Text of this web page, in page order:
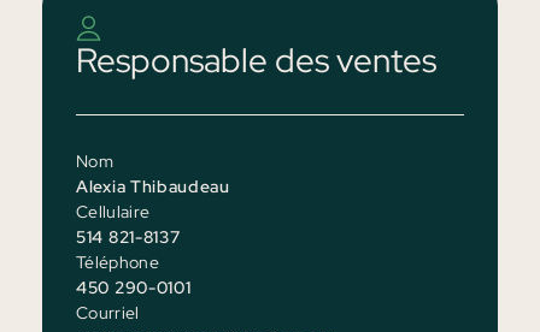
Responsable des ventes
Nom
Alexia Thibaudeau
Cellulaire
514 821-8137
Téléphone
450 290-0101
Courriel